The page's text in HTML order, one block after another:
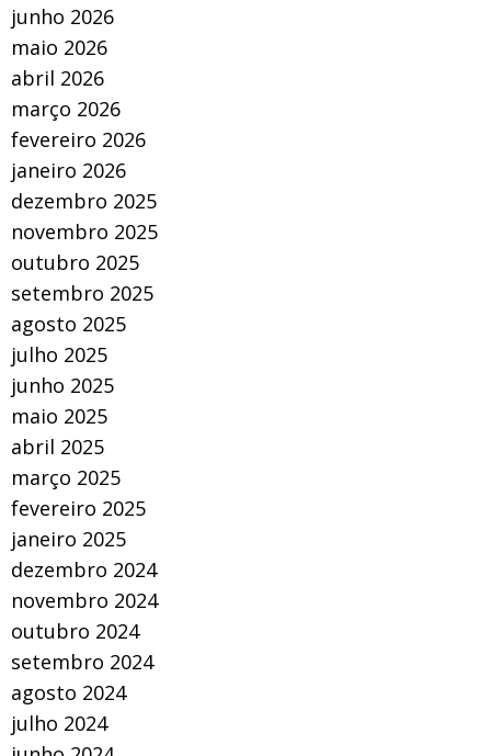
junho 2026
maio 2026
abril 2026
março 2026
fevereiro 2026
janeiro 2026
dezembro 2025
novembro 2025
outubro 2025
setembro 2025
agosto 2025
julho 2025
junho 2025
maio 2025
abril 2025
março 2025
fevereiro 2025
janeiro 2025
dezembro 2024
novembro 2024
outubro 2024
setembro 2024
agosto 2024
julho 2024